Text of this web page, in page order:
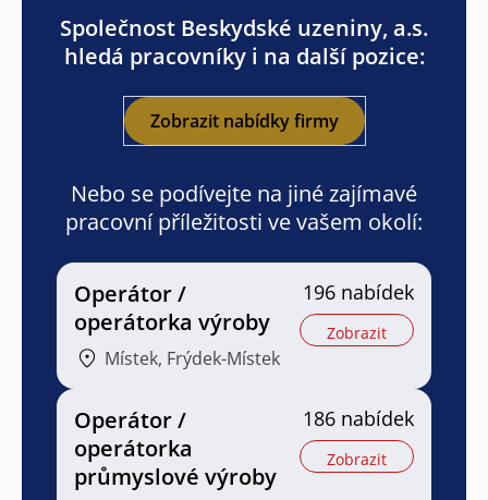
Společnost Beskydské uzeniny, a.s.
hledá pracovníky i na další pozice:
Zobrazit nabídky firmy
Nebo se podívejte na jiné zajímavé
pracovní příležitosti ve vašem okolí:
Operátor /
operátorka výroby
Místek, Frýdek-Místek
196 nabídek
Zobrazit
Operátor /
operátorka
průmyslové výroby
186 nabídek
Zobrazit